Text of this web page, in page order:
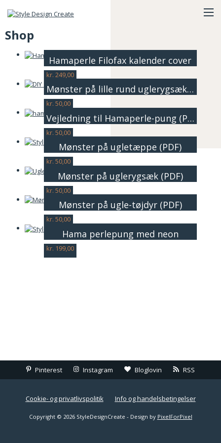
Shop
Hamaperle Filofax kalender cover
kr. 249,00
Mønster på lille rund uglerygsæk (PDF)
kr. 50,00
Vejledning til Hamaperle-pung (PDF)
kr. 50,00
Mønster på ugletæppe (PDF)
kr. 50,00
Mønster på uglerygsæk (PDF)
kr. 50,00
Mønster på ugle-tøjdyr (PDF)
kr. 50,00
Hama perlepung med neon
kr. 199,00
Pinterest Instagram Bloglovin RSS
Cookie- og privatlivspolitik Info og handelsbetingelser
Copyright © 2026 StyleDesignCreate - Design by PixelForPixel